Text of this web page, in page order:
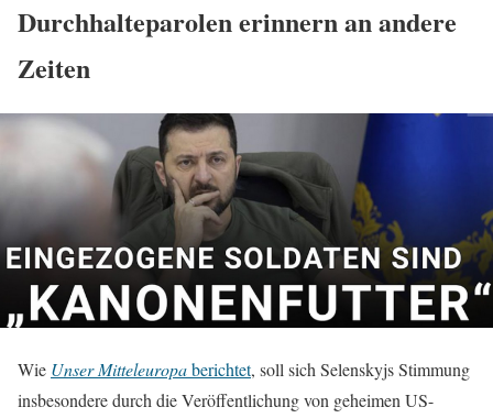
The US & NATO know the proxy war is…
pic.twitter.com/vamtb6jAgx
Durchhalteparolen erinnern an andere
Zeiten
Wie Unser Mitteleuropaberichtet, soll sich Selenskyjs Stimmung
insbesondere durch die Veröffentlichung von geheimen US-